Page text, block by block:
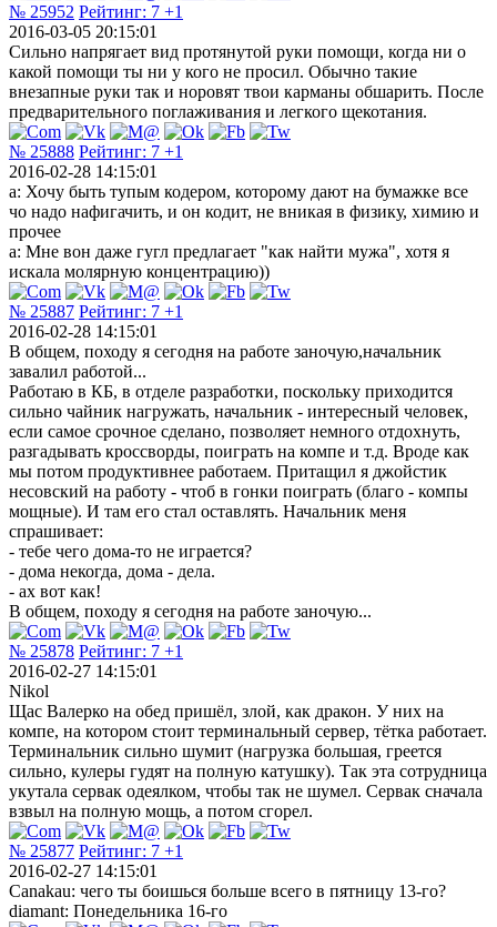
№ 25952 Рейтинг: 7 +1
2016-03-05 20:15:01
Сильно напрягает вид протянутой руки помощи, когда ни о
какой помощи ты ни у кого не просил. Обычно такие
внезапные руки так и норовят твои карманы обшарить. После
предварительного поглаживания и легкого щекотания.
№ 25888 Рейтинг: 7 +1
2016-02-28 14:15:01
а: Хочу быть тупым кодером, которому дают на бумажке все
чо надо нафигачить, и он кодит, не вникая в физику, химию и
прочее
а: Мне вон даже гугл предлагает "как найти мужа", хотя я
искала молярную концентрацию))
№ 25887 Рейтинг: 7 +1
2016-02-28 14:15:01
В общем, походу я сегодня на работе заночую,начальник
завалил работой...
Работаю в КБ, в отделе разработки, поскольку приходится
сильно чайник нагружать, начальник - интересный человек,
если самое срочное сделано, позволяет немного отдохнуть,
разгадывать кроссворды, поиграть на компе и т.д. Вроде как
мы потом продуктивнее работаем. Притащил я джойстик
несовский на работу - чтоб в гонки поиграть (благо - компы
мощные). И там его стал оставлять. Начальник меня
спрашивает:
- тебе чего дома-то не играется?
- дома некогда, дома - дела.
- ах вот как!
В общем, походу я сегодня на работе заночую...
№ 25878 Рейтинг: 7 +1
2016-02-27 14:15:01
Nikol
Щас Валерко на обед пришёл, злой, как дракон. У них на
компе, на котором стоит терминальный сервер, тётка работает.
Терминальник сильно шумит (нагрузка большая, греется
сильно, кулеры гудят на полную катушку). Так эта сотрудница
укутала сервак одеялком, чтобы так не шумел. Сервак сначала
взвыл на полную мощь, а потом сгорел.
№ 25877 Рейтинг: 7 +1
2016-02-27 14:15:01
Canakau: чего ты боишься больше всего в пятницу 13-го?
diamant: Понедельника 16-го